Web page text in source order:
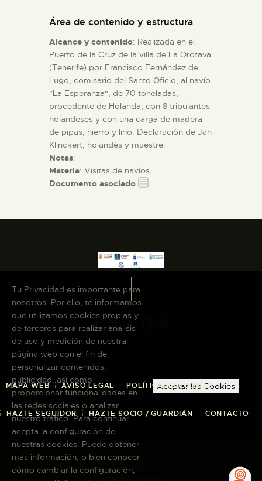
Área de contenido y estructura
Alcance y contenido: Realizada en el
Puerto de la Cruz de la villa de La Orotava
(Tenerife) por Francisco Fernández de
Lugo, comisario del Santo Oficio, al navío
"La Esperanza", de 70 toneladas,
procedente de Holanda, con 8 tripulantes
holandeses y con una carga de madera
de pipas, hierro y lino. Declaración de Jan
Klinckert, holandés y maestre.
Notas:
Materia: Visitas de navíos
Documento asociado
MAPA WEB AVISO LEGAL POLÍTICA DE COOKIES
HAZTE SEGUIDOR HAZTE SOCIO / GUARDIÁN CONTACTO
Copyright © 2026 El Museo Canario · Todos
los derechos reservados
Tu Privacidad es importante para
nosotros. Por ello, te informamos
que utilizamos cookies propias y
de terceros para realizar análisis
de uso y medición de nuestra
página web con el fin de
personalizar contenidos,
publicidad, así como
proporcionar funcionalidades en
las redes sociales o analizar
nuestro tráfico. Para continuar
acepta la configuración de
nuestras cookies. Puede obtener
más información, o bien conocer
cómo cambiar la configuración,
Aceptar las Cookies